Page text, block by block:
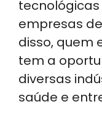
empresas
disso, quem
tem a
diversas
saúde e